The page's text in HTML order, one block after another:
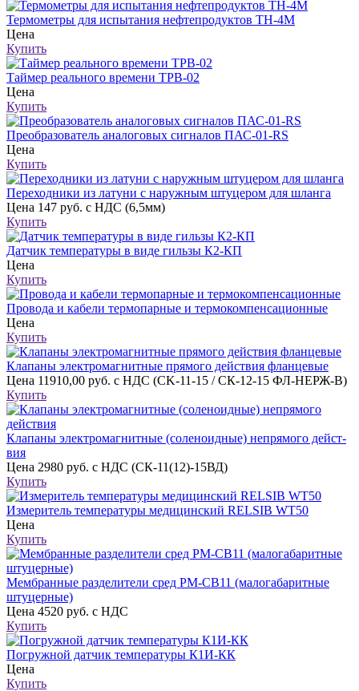
Термометры для испытания нефтепродуктов ТН-4М
Цена
Купить
Таймер реального времени ТРВ-02
Цена
Купить
Преобразователь аналоговых сигналов ПАС-01-RS
Цена
Купить
Переходники из латуни с наружным штуцером для шланга
Цена 147 руб. с НДС (6,5мм)
Купить
Датчик температуры в виде гильзы К2-КП
Цена
Купить
Провода и кабели термопарные и термокомпенсационные
Цена
Купить
Клапаны электро­маг­нит­ные пря­мо­го дейст­вия фланцевые
Цена 11910,00 руб. с НДС (CK-11-15 / СК-12-15 ФЛ-НЕРЖ-В)
Купить
Клапаны электро­маг­нит­ные (соле­но­ид­ные) непря­мо­го дейст­
вия
Цена 2980 руб. с НДС (СК-11(12)-15ВД)
Купить
Измеритель температуры медицинский RELSIB WT50
Цена
Купить
Мембранные разделители сред РМ-СВ11 (малогабаритные
штуцерные)
Цена 4520 руб. с НДС
Купить
Погружной датчик температуры К1И-КК
Цена
Купить